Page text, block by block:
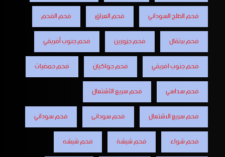
فحم الطلح السوداني
فحم العراق
فحم الفحم
فحم برتقال
فحم جزورين
فحم جنوب أفريقي
فحم جنوب افريقي
فحم جواكيان
فحم حمضيات
فحم سداسي
فحم سريع الأشتعال
فحم سريع الاشتعال
فحم سودانى
فحم سوداني
فحم شواء
فحم شيشة
فحم شيشه